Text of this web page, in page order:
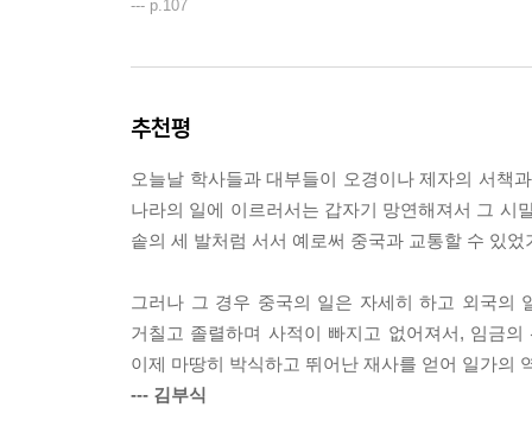
--- p.107
추천평
오늘날 학사들과 대부들이 오경이나 제자의 서책
나라의 일에 이르러서는 갑자기 망연해져서 그 시
솥의 세 발처럼 서서 예로써 중국과 교통할 수 있
그러나 그 경우 중국의 일은 자세히 하고 외국의
거칠고 졸렬하며 사적이 빠지고 없어져서, 임금
이제 마땅히 박식하고 뛰어난 재사를 얻어 일가의
--- 김부식